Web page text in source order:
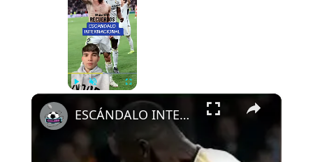
×
ESCÁNDALO INTERNACIONAL